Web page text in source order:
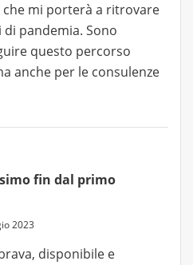
mi porterà a ritrovare
pandemia. Sono
questo percorso
anche per le consulenze
fin dal primo
2023
disponibile e